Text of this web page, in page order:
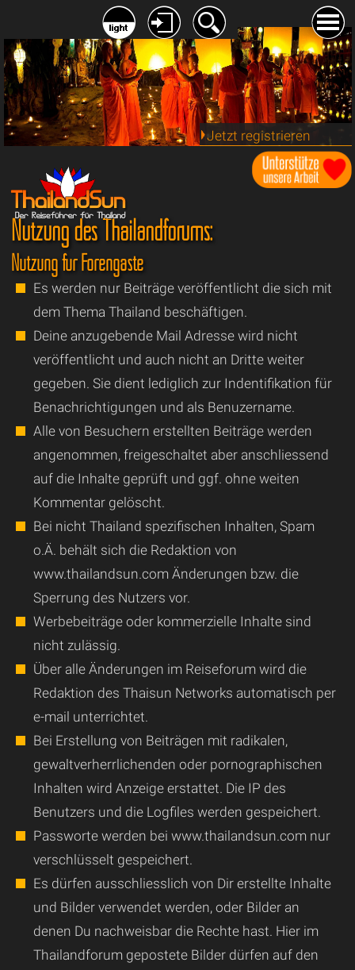
Jetzt registrieren
Nutzung des Thailandforums:
Nutzung für Forengäste
Es werden nur Beiträge veröffentlicht die sich mit
dem Thema Thailand beschäftigen.
Deine anzugebende Mail Adresse wird nicht
veröffentlicht und auch nicht an Dritte weiter
gegeben. Sie dient lediglich zur Indentifikation für
Benachrichtigungen und als Benuzername.
Alle von Besuchern erstellten Beiträge werden
angenommen, freigeschaltet aber anschliessend
auf die Inhalte geprüft und ggf. ohne weiten
Kommentar gelöscht.
Bei nicht Thailand spezifischen Inhalten, Spam
o.Ä. behält sich die Redaktion von
www.thailandsun.com Änderungen bzw. die
Sperrung des Nutzers vor.
Werbebeiträge oder kommerzielle Inhalte sind
nicht zulässig.
Über alle Änderungen im Reiseforum wird die
Redaktion des Thaisun Networks automatisch per
e-mail unterrichtet.
Bei Erstellung von Beiträgen mit radikalen,
gewaltverherrlichenden oder pornographischen
Inhalten wird Anzeige erstattet. Die IP des
Benutzers und die Logfiles werden gespeichert.
Passworte werden bei www.thailandsun.com nur
verschlüsselt gespeichert.
Es dürfen ausschliesslich von Dir erstellte Inhalte
und Bilder verwendet werden, oder Bilder an
denen Du nachweisbar die Rechte hast. Hier im
Thailandforum gepostete Bilder dürfen auf den